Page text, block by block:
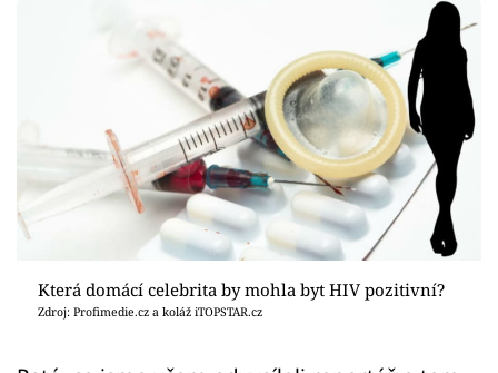
Sex a vztahy
Videa
Sledujte prima+
Přihlášení
Která domácí celebrita by mohla byt HIV pozitivní?
Zdroj: Profimedie.cz a koláž iTOPSTAR.cz